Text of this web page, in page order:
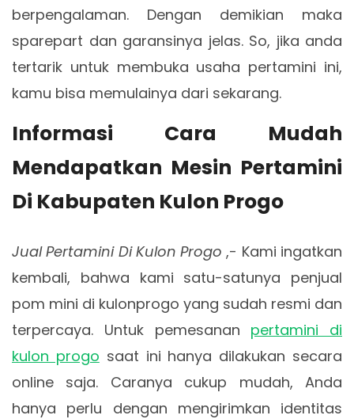
berpengalaman. Dengan demikian maka
sparepart dan garansinya jelas. So, jika anda
tertarik untuk membuka usaha pertamini ini,
kamu bisa memulainya dari sekarang.
Informasi Cara Mudah
Mendapatkan Mesin Pertamini
Di Kabupaten Kulon Progo
Jual Pertamini Di Kulon Progo ,- Kami ingatkan
kembali, bahwa kami satu-satunya penjual
pom mini di kulonprogo yang sudah resmi dan
terpercaya. Untuk pemesanan pertamini di
kulon progo saat ini hanya dilakukan secara
online saja. Caranya cukup mudah, Anda
hanya perlu dengan mengirimkan identitas